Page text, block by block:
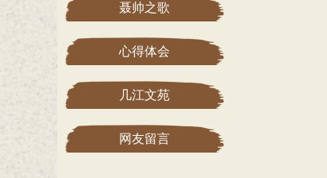
聂帅之歌
心得体会
几江文苑
网友留言